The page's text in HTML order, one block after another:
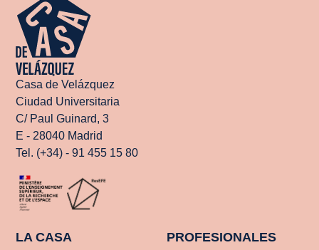
Casa de Velázquez
Ciudad Universitaria
C/ Paul Guinard, 3
E - 28040 Madrid
Tel. (+34) - 91 455 15 80
LA CASA PROFESIONALES